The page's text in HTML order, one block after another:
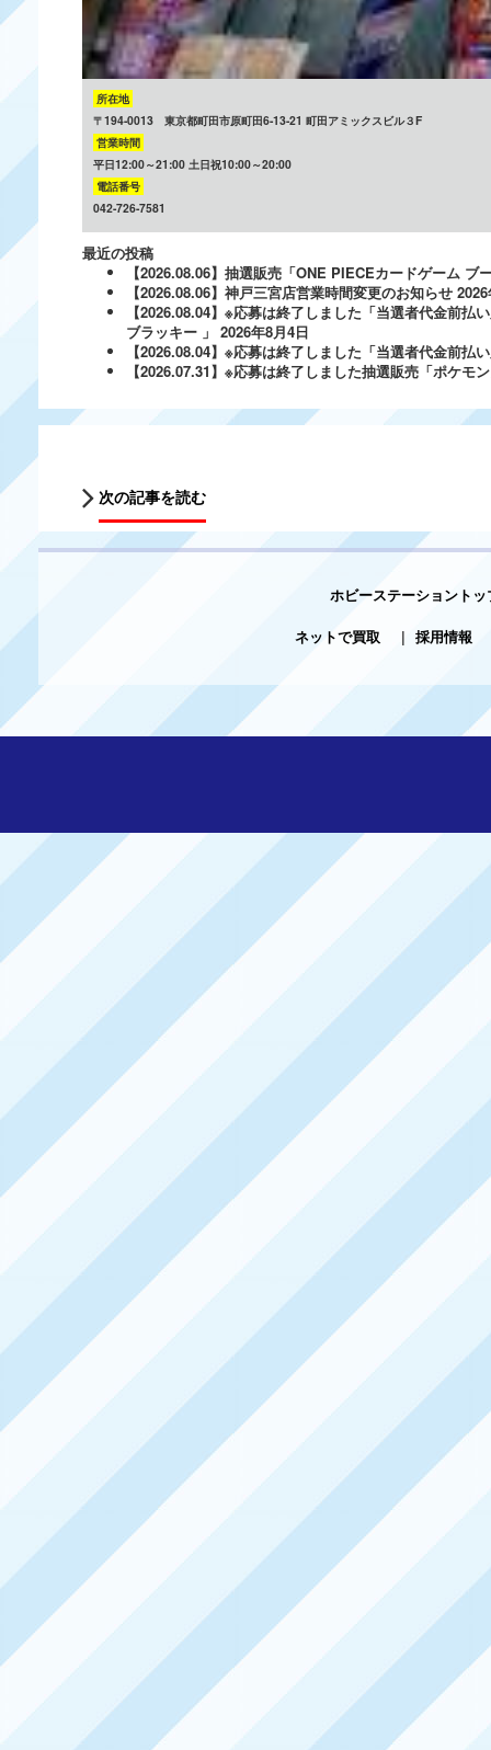
所在地
〒194-0013 東京都町田市原町田6-13-21 町田アミックスビル３F
営業時間
平日12:00～21:00 土日祝10:00～20:00
電話番号
042-726-7581
最近の投稿
【2026.08.06】抽選販売「ONE PIECEカードゲーム ブ
【2026.08.06】神戸三宮店営業時間変更のお知らせ
【2026.08.04】※応募は終了しました「当選者代金前
ブラッキー 」 2026年8月4日
【2026.08.04】※応募は終了しました「当選者代金前
【2026.07.31】※応募は終了しました抽選販売「ポケ
次の記事を読む
ホビーステーショントッ
ネットで買取
| 採用情報